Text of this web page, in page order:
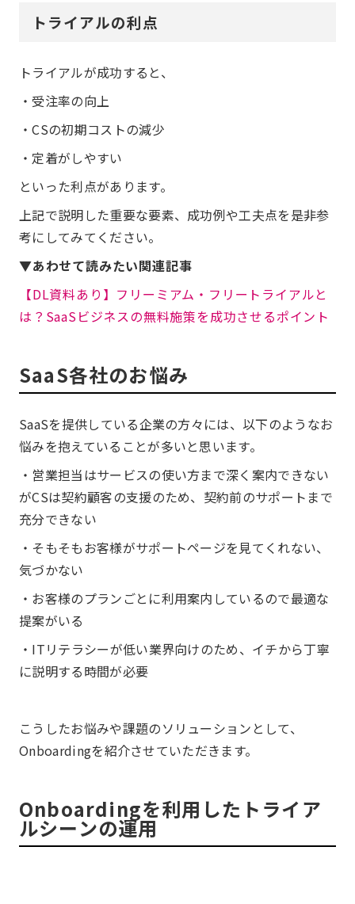
トライアルの利点
トライアルが成功すると、
・受注率の向上
・CSの初期コストの減少
・定着がしやすい
といった利点があります。
上記で説明した重要な要素、成功例や工夫点を是非参
考にしてみてください。
▼あわせて読みたい関連記事
【DL資料あり】フリーミアム・フリートライアルと
は？SaaSビジネスの無料施策を成功させるポイント
SaaS各社のお悩み
SaaSを提供している企業の方々には、以下のようなお
悩みを抱えていることが多いと思います。
・営業担当はサービスの使い方まで深く案内できない
がCSは契約顧客の支援のため、契約前のサポートまで
充分できない
・そもそもお客様がサポートページを見てくれない、
気づかない
・お客様のプランごとに利用案内しているので最適な
提案がいる
・ITリテラシーが低い業界向けのため、イチから丁寧
に説明する時間が必要
こうしたお悩みや課題のソリューションとして、
Onboardingを紹介させていただきます。
Onboardingを利用したトライア
ルシーンの運用